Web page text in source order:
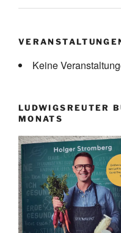
Keine
LUDWIGSREUTER
MONATS